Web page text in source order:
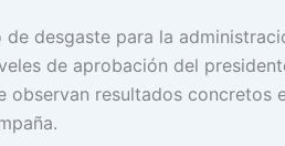
desgaste para la
de aprobación del
observan resultados concretos